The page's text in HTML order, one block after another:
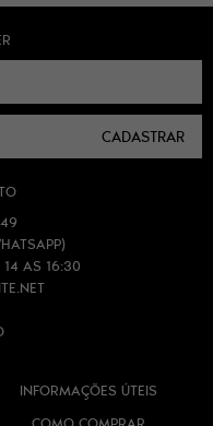
CADASTRAR
AS 16:30
INFORMAÇÕES ÚTEIS